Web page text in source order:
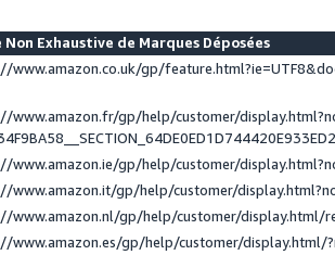
Non Exhaustive de Marques Déposées
www.amazon.co.uk/gp/
www.amazon.fr/gp/help/customer/
www.amazon.ie/gp/help/customer/
www.amazon.it/gp/help/customer/
www.amazon.nl/gp/help/customer/display.html/
www.amazon.es/gp/help/customer/display.html/